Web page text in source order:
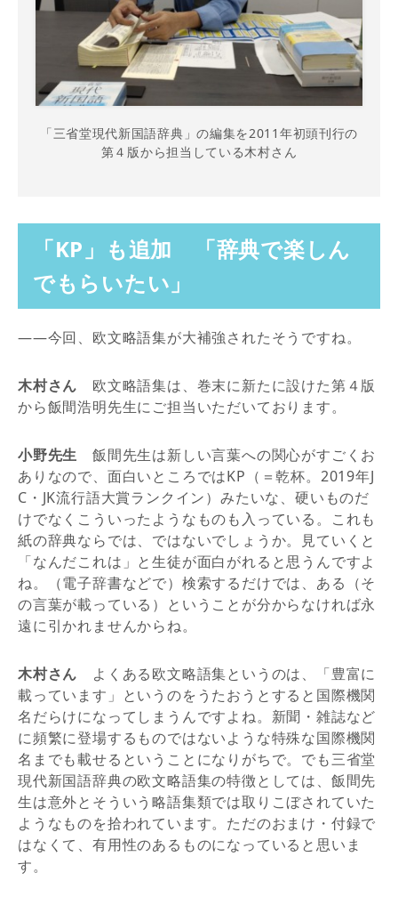
「三省堂現代新国語辞典」の編集を2011年初頭刊行の
第４版から担当している木村さん
「KP」も追加 「辞典で楽しん
でもらいたい」
――今回、欧文略語集が大補強されたそうですね。
木村さん 欧文略語集は、巻末に新たに設けた第４版
から飯間浩明先生にご担当いただいております。
小野先生 飯間先生は新しい言葉への関心がすごくお
ありなので、面白いところではKP（＝乾杯。2019年J
C・JK流行語大賞ランクイン）みたいな、硬いものだ
けでなくこういったようなものも入っている。これも
紙の辞典ならでは、ではないでしょうか。見ていくと
「なんだこれは」と生徒が面白がれると思うんですよ
ね。（電子辞書などで）検索するだけでは、ある（そ
の言葉が載っている）ということが分からなければ永
遠に引かれませんからね。
木村さん よくある欧文略語集というのは、「豊富に
載っています」というのをうたおうとすると国際機関
名だらけになってしまうんですよね。新聞・雑誌など
に頻繁に登場するものではないような特殊な国際機関
名までも載せるということになりがちで。でも三省堂
現代新国語辞典の欧文略語集の特徴としては、飯間先
生は意外とそういう略語集類では取りこぼされていた
ようなものを拾われています。ただのおまけ・付録で
はなくて、有用性のあるものになっていると思いま
す。